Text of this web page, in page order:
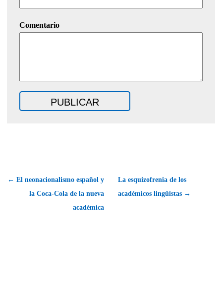
Comentario
← El neonacionalismo español y
la Coca-Cola de la nueva
académica
La esquizofrenia de los
académicos lingüistas →